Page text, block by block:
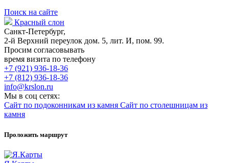
Поиск на сайте
Красный слон
Санкт-Петербург,
2-й Верхний переулок дом. 5, лит. И, пом. 99.
Просим согласовывать
время визита по телефону
+7 (921) 936-18-36
+7 (812) 936-18-36
info@krslon.ru
Мы в соц сетях:
Сайт по подоконникам из камня Сайт по столешницам из
камня
Проложить маршрут